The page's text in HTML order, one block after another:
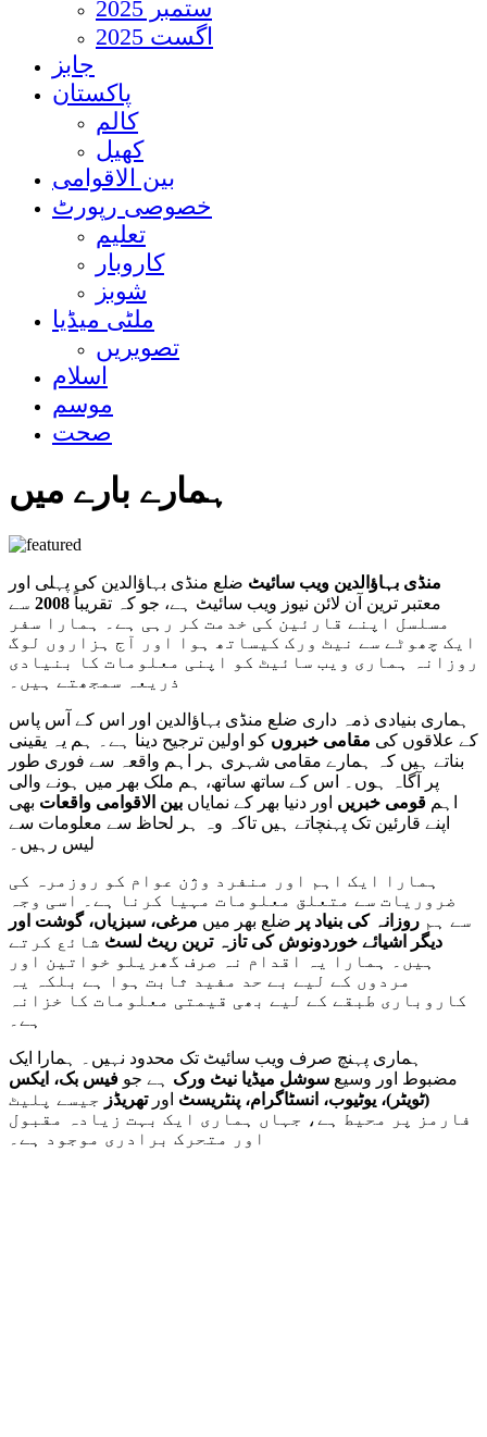
ستمبر 2025
اگست 2025
جابز
پاکستان
کالم
کھیل
بین الاقوامی
خصوصی رپورٹ
تعلیم
کاروبار
شوبز
ملٹی میڈیا
تصویریں
اسلام
موسم
صحت
ہمارے بارے میں
منڈی بہاؤالدین ویب سائیٹ ضلع منڈی بہاؤالدین کی پہلی اور
معتبر ترین آن لائن نیوز ویب سائیٹ ہے، جو کہ تقریباً 2008 سے
مسلسل اپنے قارئین کی خدمت کر رہی ہے۔ ہمارا سفر
ایک چھوٹے سے نیٹ ورک کیساتھ ہوا اور آج ہزاروں لوگ
روزانہ ہماری ویب سائیٹ کو اپنی معلومات کا بنیادی
ذریعہ سمجھتے ہیں۔
ہماری بنیادی ذمہ داری ضلع منڈی بہاؤالدین اور اس کے آس پاس
کے علاقوں کی مقامی خبروں کو اولین ترجیح دینا ہے۔ ہم یہ یقینی
بناتے ہیں کہ ہمارے مقامی شہری ہر اہم واقعہ سے فوری طور
پر آگاہ ہوں۔ اس کے ساتھ ساتھ، ہم ملک بھر میں ہونے والی
اہم قومی خبریں اور دنیا بھر کے نمایاں بین الاقوامی واقعات بھی
اپنے قارئین تک پہنچاتے ہیں تاکہ وہ ہر لحاظ سے معلومات سے
لیس رہیں۔
ہمارا ایک اہم اور منفرد وژن عوام کو روزمرہ کی
ضروریات سے متعلق معلومات مہیا کرنا ہے۔ اسی وجہ
سے ہم روزانہ کی بنیاد پر ضلع بھر میں مرغی، سبزیاں، گوشت اور
دیگر اشیائے خوردونوش کی تازہ ترین ریٹ لسٹ شائع کرتے
ہیں۔ ہمارا یہ اقدام نہ صرف گھریلو خواتین اور
مردوں کے لیے بے حد مفید ثابت ہوا ہے بلکہ یہ
کاروباری طبقے کے لیے بھی قیمتی معلومات کا خزانہ
ہے۔
ہماری پہنچ صرف ویب سائیٹ تک محدود نہیں۔ ہمارا ایک
مضبوط اور وسیع سوشل میڈیا نیٹ ورک ہے جو فیس بک، ایکس
(ٹویٹر)، یوٹیوب، انسٹاگرام، پنٹریسٹ اورتھریڈز جیسے پلیٹ
فارمز پر محیط ہے، جہاں ہماری ایک بہت زیادہ مقبول
اور متحرک برادری موجود ہے۔